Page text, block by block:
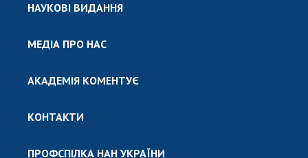
НАУКОВІ ВИДАННЯ
МЕДІА ПРО НАС
АКАДЕМІЯ КОМЕНТУЄ
КОНТАКТИ
ПРОФСПІЛКА НАН УКРАЇНИ